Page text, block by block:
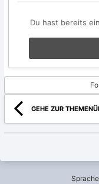
Du hast bereits
GEHE ZUR